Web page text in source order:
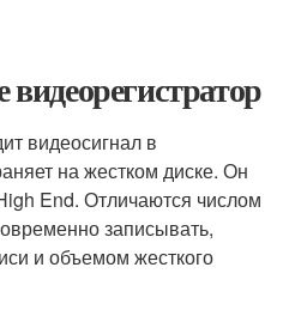
видеосигнал в
на жестком диске. Он
End. Отличаются числом
записывать,
и объемом жесткого